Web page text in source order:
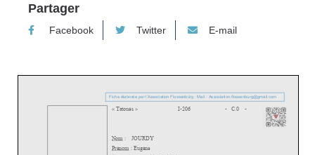
Partager
Facebook Twitter E-mail